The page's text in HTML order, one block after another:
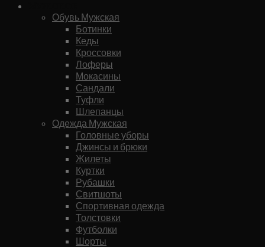
Обувь Мужская
Ботинки
Кеды
Кроссовки
Лоферы
Мокасины
Сандали
Туфли
Шлепанцы
Одежда Мужская
Головные уборы
Джинсы и брюки
Жилеты
Куртки
Рубашки
Свитшоты
Спортивная одежда
Толстовки
Футболки
Шорты